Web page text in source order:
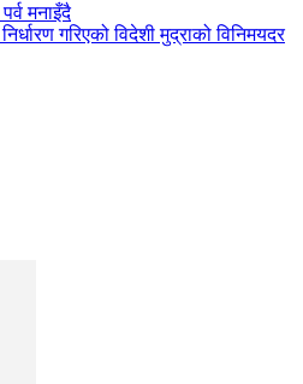
मनाइँदै
गरिएको विदेशी मुद्राको विनिमयदर